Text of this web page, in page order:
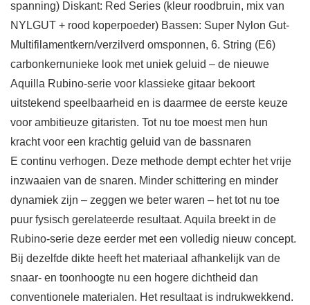
spanning) Diskant: Red Series (kleur roodbruin, mix van
NYLGUT + rood koperpoeder) Bassen: Super Nylon Gut-
Multifilamentkern/verzilverd omsponnen, 6. String (E6)
carbonkernunieke look met uniek geluid – de nieuwe
Aquilla Rubino-serie voor klassieke gitaar bekoort
uitstekend speelbaarheid en is daarmee de eerste keuze
voor ambitieuze gitaristen. Tot nu toe moest men hun
kracht voor een krachtig geluid van de bassnaren
E continu verhogen. Deze methode dempt echter het vrije
inzwaaien van de snaren. Minder schittering en minder
dynamiek zijn – zeggen we beter waren – het tot nu toe
puur fysisch gerelateerde resultaat. Aquila breekt in de
Rubino-serie deze eerder met een volledig nieuw concept.
Bij dezelfde dikte heeft het materiaal afhankelijk van de
snaar- en toonhoogte nu een hogere dichtheid dan
conventionele materialen. Het resultaat is indrukwekkend.